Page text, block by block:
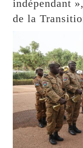
indépendant
de la